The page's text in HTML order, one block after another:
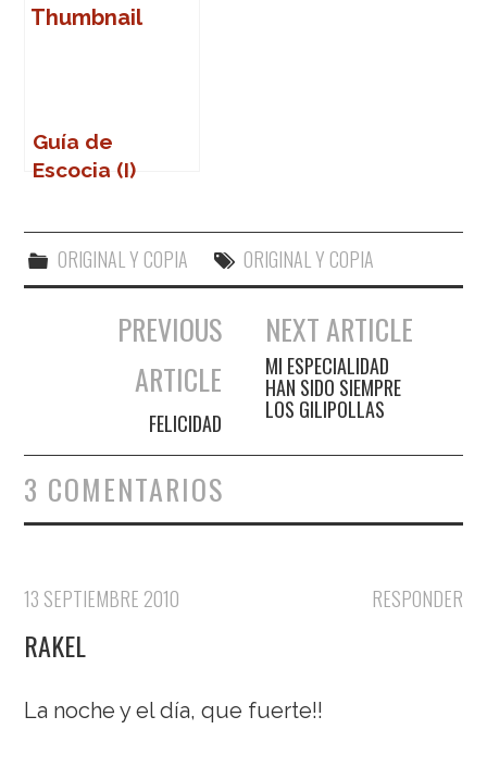
Guía de
Escocia (I)
ORIGINAL Y COPIA ORIGINAL Y COPIA
Navegación de entradas
PREVIOUS
ARTICLE
FELICIDAD
NEXT ARTICLE
MI ESPECIALIDAD
HAN SIDO SIEMPRE
LOS GILIPOLLAS
3 COMENTARIOS
RESPONDER
13 SEPTIEMBRE 2010
RAKEL
La noche y el día, que fuerte!!